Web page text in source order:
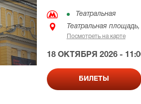
Театральная
Театральная
Посмотреть на карте
18 ОКТЯБРЯ 2026 -
БИЛЕТЫ